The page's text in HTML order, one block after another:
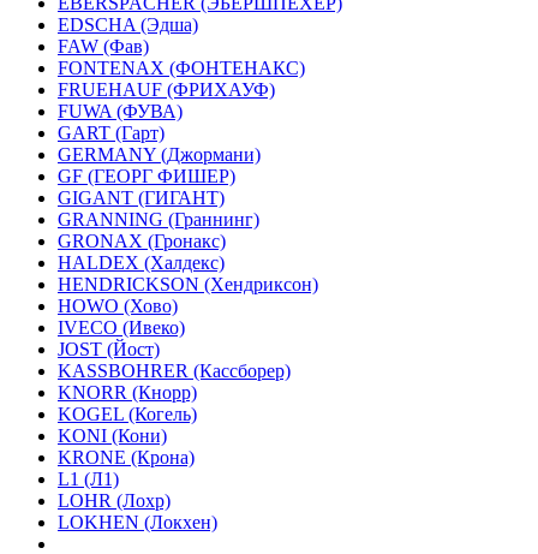
EDSCHA (Эдша)
FAW (Фав)
FONTENAX (ФОНТЕНАКС)
FRUEHAUF (ФРИХАУФ)
FUWA (ФУВА)
GART (Гарт)
GERMANY (Джормани)
GF (ГЕОРГ ФИШЕР)
GIGANT (ГИГАНТ)
GRANNING (Граннинг)
GRONAX (Гронакс)
HALDEX (Халдекс)
HENDRICKSON (Хендриксон)
HOWO (Хово)
IVECO (Ивеко)
JOST (Йост)
KASSBOHRER (Касcборер)
KNORR (Кнорр)
KOGEL (Когель)
KONI (Кони)
KRONE (Крона)
L1 (Л1)
LOHR (Лохр)
LOKHEN (Локхен)